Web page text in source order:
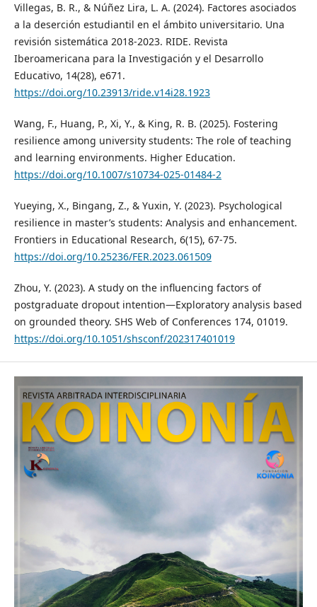
Villegas, B. R., & Núñez Lira, L. A. (2024). Factores asociados
a la deserción estudiantil en el ámbito universitario. Una
revisión sistemática 2018-2023. RIDE. Revista
Iberoamericana para la Investigación y el Desarrollo
Educativo, 14(28), e671.
https://doi.org/10.23913/ride.v14i28.1923
Wang, F., Huang, P., Xi, Y., & King, R. B. (2025). Fostering
resilience among university students: The role of teaching
and learning environments. Higher Education.
https://doi.org/10.1007/s10734-025-01484-2
Yueying, X., Bingang, Z., & Yuxin, Y. (2023). Psychological
resilience in master’s students: Analysis and enhancement.
Frontiers in Educational Research, 6(15), 67-75.
https://doi.org/10.25236/FER.2023.061509
Zhou, Y. (2023). A study on the influencing factors of
postgraduate dropout intention—Exploratory analysis based
on grounded theory. SHS Web of Conferences 174, 01019.
https://doi.org/10.1051/shsconf/202317401019